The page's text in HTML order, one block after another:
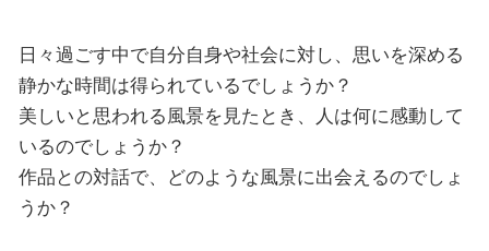
日々過ごす中で自分自身や社会に対し、思いを深める
静かな時間は得られているでしょうか？
美しいと思われる風景を見たとき、人は何に感動して
いるのでしょうか？
作品との対話で、どのような風景に出会えるのでしょ
うか？